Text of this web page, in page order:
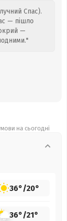
Спас).
— пішло
—
на сьогодні
36°/20°
36°/21°